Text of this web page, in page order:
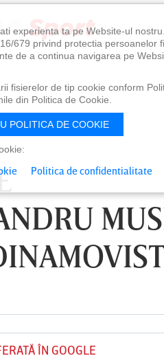
ÎN GOOGLE
experienta ta pe Website-ul
679 privind protectia persoanelor
de a continua navigarea pe
fisierelor de tip cookie conform
din Politica de Cookie.
POLITICA DE COOKIE
Politica de confidentialitate